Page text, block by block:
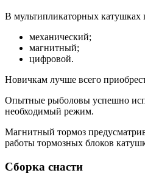
В мультипликаторных катушках
механический;
магнитный;
цифровой.
Новичкам лучше всего
Опытные рыболовы успешно
необходимый режим.
Магнитный тормоз
работы тормозных блоков
Сборка снасти